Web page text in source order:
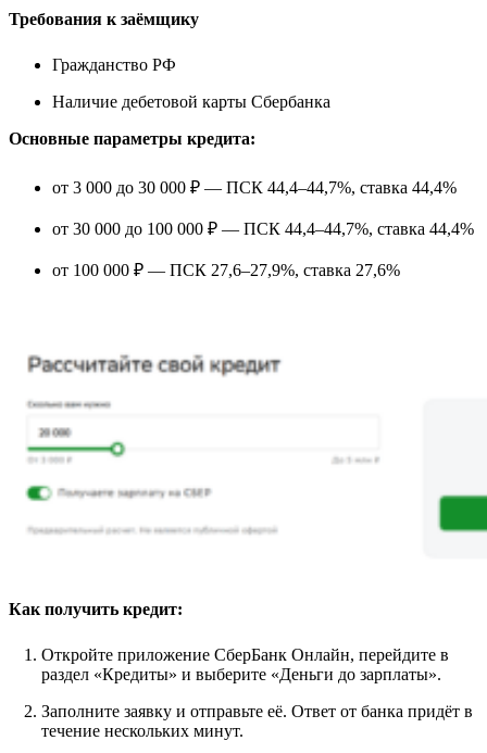
Требования к заёмщику
Гражданство РФ
Наличие дебетовой карты Сбербанка
Основные параметры кредита:
от 3 000 до 30 000 ₽ — ПСК 44,4–44,7%, ставка 44,4%
от 30 000 до 100 000 ₽ — ПСК 44,4–44,7%, ставка 44,4%
от 100 000 ₽ — ПСК 27,6–27,9%, ставка 27,6%
Как получить кредит:
Откройте приложение СберБанк Онлайн, перейдите в
раздел «Кредиты» и выберите «Деньги до зарплаты».
Заполните заявку и отправьте её. Ответ от банка придёт в
течение нескольких минут.